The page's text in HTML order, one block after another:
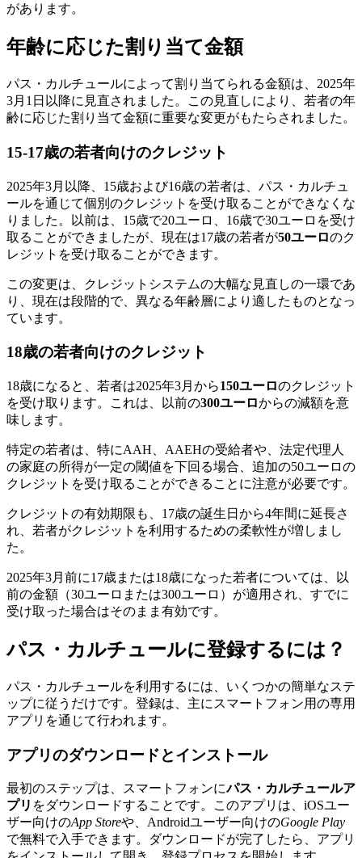
があります。
年齢に応じた割り当て金額
パス・カルチュールによって割り当てられる金額は、2025年
3月1日以降に見直されました。この見直しにより、若者の年
齢に応じた割り当て金額に重要な変更がもたらされました。
15-17歳の若者向けのクレジット
2025年3月以降、15歳および16歳の若者は、パス・カルチュ
ールを通じて個別のクレジットを受け取ることができなくな
りました。以前は、15歳で20ユーロ、16歳で30ユーロを受け
取ることができましたが、現在は17歳の若者が50ユーロのク
レジットを受け取ることができます。
この変更は、クレジットシステムの大幅な見直しの一環であ
り、現在は段階的で、異なる年齢層により適したものとなっ
ています。
18歳の若者向けのクレジット
18歳になると、若者は2025年3月から150ユーロのクレジット
を受け取ります。これは、以前の300ユーロからの減額を意
味します。
特定の若者は、特にAAH、AAEHの受給者や、法定代理人
の家庭の所得が一定の閾値を下回る場合、追加の50ユーロの
クレジットを受け取ることができることに注意が必要です。
クレジットの有効期限も、17歳の誕生日から4年間に延長さ
れ、若者がクレジットを利用するための柔軟性が増しまし
た。
2025年3月前に17歳または18歳になった若者については、以
前の金額（30ユーロまたは300ユーロ）が適用され、すでに
受け取った場合はそのまま有効です。
パス・カルチュールに登録するには？
パス・カルチュールを利用するには、いくつかの簡単なステ
ップに従うだけです。登録は、主にスマートフォン用の専用
アプリを通じて行われます。
アプリのダウンロードとインストール
最初のステップは、スマートフォンにパス・カルチュールア
プリ をダウンロードすることです。このアプリは、iOSユー
ザー向けのApp Storeや、Androidユーザー向けのGoogle Play
で無料で入手できます。ダウンロードが完了したら、アプリ